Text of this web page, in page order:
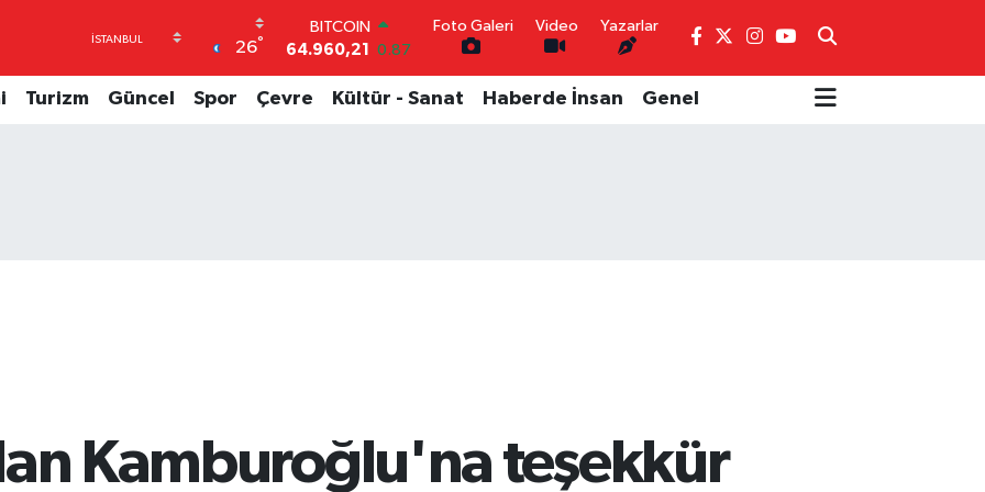
26°
BITCOIN
64.960,21 0.87
47,7436
0.18
Foto Galeri Video Yazarlar
Turizm Güncel Spor Çevre Kültür - Sanat Haberde İnsan Genel
Kamburoğlu'na teşekkür